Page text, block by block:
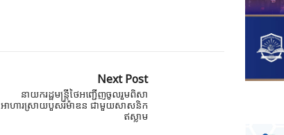
Next Post
នាយករដ្ឋមន្រ្តីថៃអញ្ជើញចូលរួមពិសា
អាហារស្រាយបួសរ៉ម៉ាឌន ជាមួយសាសនិក
ឥស្លាម